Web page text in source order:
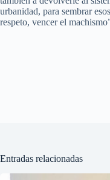
urbanidad, para sembrar
respeto, vencer el
Entradas relacionadas